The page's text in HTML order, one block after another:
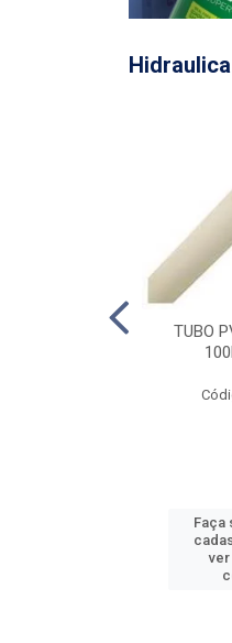
Hidraulica
TUBO
Faça